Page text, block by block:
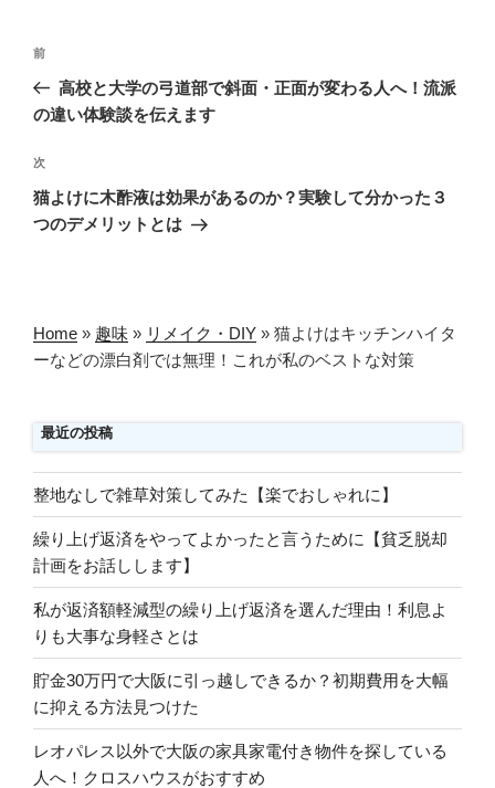
投
ナ
ゲ
ー
シ
前
の
投
前
高校と大学の弓道部で斜面・正面が変わる人へ！流派
の違い体験談を伝えます
次
の
投
次
猫よけに木酢液は効果があるのか？実験して分かった３
つのデメリットとは
Home » 趣味 » リメイク・DIY » 猫よけはキッチンハイタ
ーなどの漂白剤では無理！これが私のベストな対策
最近の投稿
整地なしで雑草対策してみた【楽でおしゃれに】
繰り上げ返済をやってよかったと言うために【貧乏脱却
計画をお話しします】
私が返済額軽減型の繰り上げ返済を選んだ理由！利息よ
りも大事な身軽さとは
貯金30万円で大阪に引っ越しできるか？初期費用を大幅
に抑える方法見つけた
レオパレス以外で大阪の家具家電付き物件を探している
人へ！クロスハウスがおすすめ